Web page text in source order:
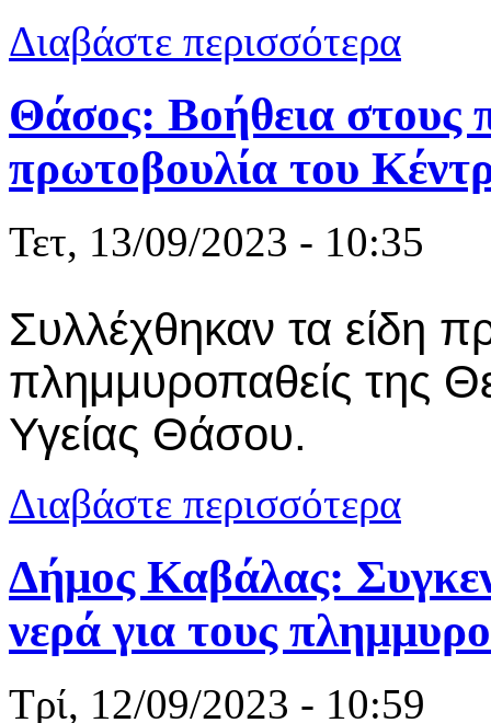
Διαβάστε περισσότερα
Θάσος: Βοήθεια στους
πρωτοβουλία του
Τετ, 13/09/2023 - 10:35
Συλλέχθηκαν τα είδη
πλημμυροπαθείς της
Υγείας Θάσου.
Διαβάστε περισσότερα
Δήμος Καβάλας:
νερά για τους
Τρί, 12/09/2023 - 10:59